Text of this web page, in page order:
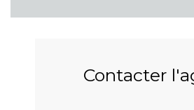
Contacter